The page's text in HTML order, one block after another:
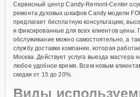
Сервисный центр Candy-Remont-Center
ремонта духовых шкафов Candy модели
предлагает бесплатную консультацию,
и фиксированные для всех клиентов цены.
обслуживание можно самостоятельно, а
службу доставки компании, которая
Москва. Действует услуга выезда мастера
любое удобное время. Всем новым
скидки от 15 до 20%.
Виды